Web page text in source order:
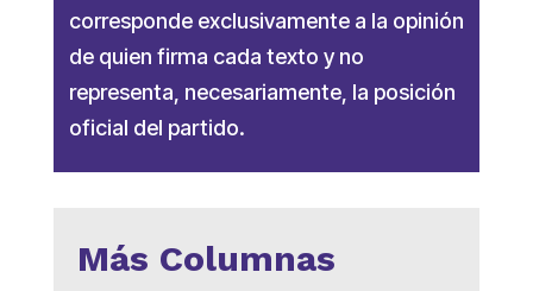
corresponde exclusivamente a la opinión
de quien firma cada texto y no
representa, necesariamente, la posición
oficial del partido.
Más Columnas